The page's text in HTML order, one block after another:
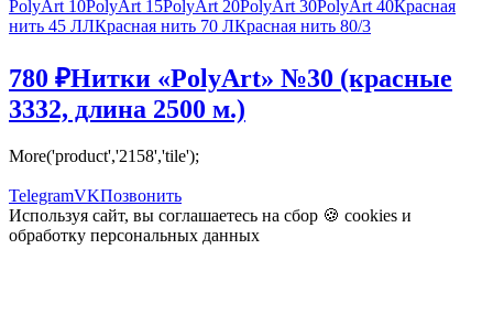
PolyArt 10PolyArt 15PolyArt 20PolyArt 30PolyArt 40Красная
нить 45 ЛЛКрасная нить 70 ЛКрасная нить 80/3
780 ₽Нитки «PolyArt» №30 (красные
3332, длина 2500 м.)
More('product','2158','tile');
TelegramVKПозвонить
Используя сайт, вы соглашаетесь на сбор 🍪 cookies и
обработку персональных данных